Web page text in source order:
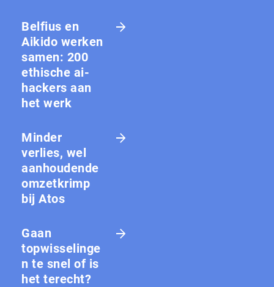
Belfius en
Aikido werken
samen: 200
ethische ai-
hackers aan
het werk
Minder
verlies, wel
aanhoudende
omzetkrimp
bij Atos
Gaan
topwisselinge
n te snel of is
het terecht?